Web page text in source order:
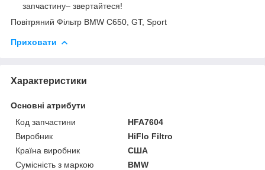
запчастину– звертайтеся!
Повітряний Фільтр BMW C650, GT, Sport
Приховати
Характеристики
Основні атрибути
Код запчастини
HFA7604
Виробник
HiFlo Filtro
Країна виробник
США
Сумісність з маркою
BMW